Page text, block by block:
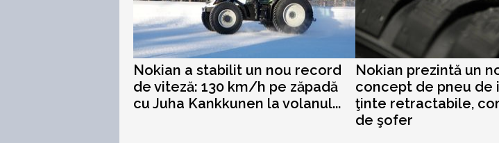
Nokian a stabilit un nou record
de viteză: 130 km/h pe zăpadă
cu Juha Kankkunen la volanul...
Nokian prezintă un
concept de pneu de
ţinte retractabile,
de şofer